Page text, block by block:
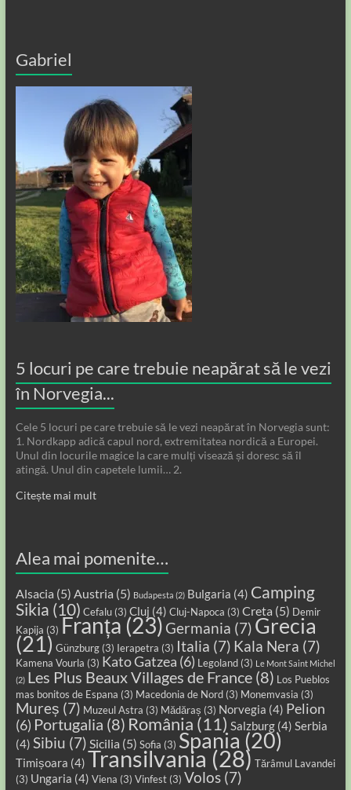
Gabriel
5 locuri pe care trebuie neapărat să le vezi
în Norvegia...
Cele 5 locuri pe care trebuie să le vezi neapărat în Norvegia sunt:
1. Nordkapp adică capul nord, extremitatea nordică a Europei.
Unul din locurile magice la care mulți visează și doresc să îl
atingă. Unul din capetele lumii… 2.
Citește mai mult
Alea mai pomenite…
Alsacia (5) Austria (5) Budapesta (2) Bulgaria (4) Camping
Sikia (10) Cefalu(3) Cluj (4) Cluj-Napoca (3) Creta (5) Demir
Kapija (3) Franța(23) Germania (7) Grecia
(21) Günzburg(3) Ierapetra (3) Italia (7) Kala Nera (7)
Kamena Vourla (3) Kato Gatzea (6) Legoland(3) Le Mont Saint Michel
(2) Les Plus Beaux Villages de France(8) Los Pueblos
mas bonitos de Espana (3) Macedonia de Nord(3) Monemvasia (3)
Mureș (7) Muzeul Astra (3) Mădăraș (3) Norvegia (4) Pelion
(6) Portugalia (8) România (11) Salzburg(4) Serbia
(4) Sibiu (7) Sicilia (5) Sofia (3) Spania (20)
Timișoara (4) Transilvania (28) Tărâmul Lavandei
(3) Ungaria (4) Viena (3) Vinfest(3) Volos(7)